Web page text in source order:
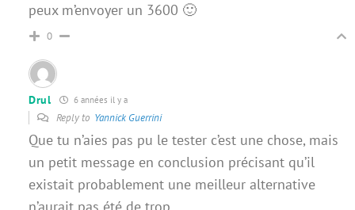
peux m’envoyer un 3600 🙂
0
Drul 6 années il y a
Reply to Yannick Guerrini
Que tu n’aies pas pu le tester c’est une chose, mais
un petit message en conclusion précisant qu’il
existait probablement une meilleur alternative